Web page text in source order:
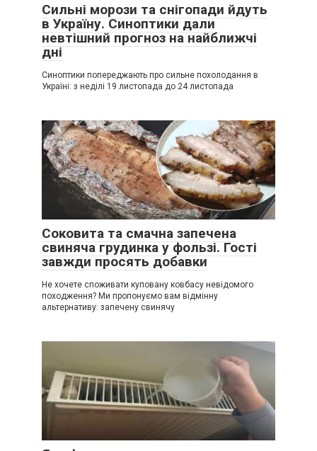
Сильні морози та снігопади йдуть
в Україну. Синоптики дали
невтішний прогноз на найближчі
дні
Синоптики попереджають про сильне похолодання в
Україні: з неділі 19 листопада до 24 листопада
Соковита та смачна запечена
свиняча грудинка у фользі. Гості
завжди просять добавки
Не хочете споживати куповану ковбасу невідомого
походження? Ми пропонуємо вам відмінну
альтернативу: запечену свинячу